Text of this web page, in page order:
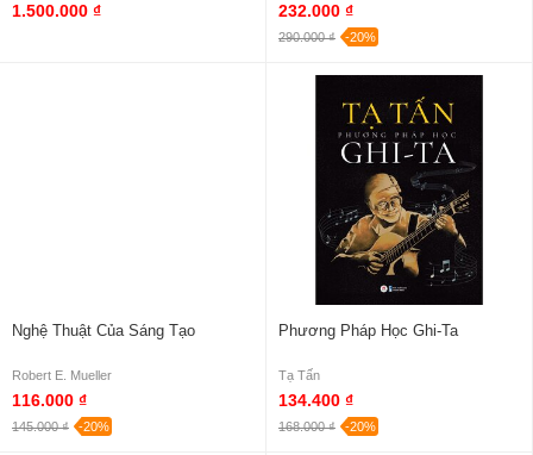
1.500.000 ₫ 232.000 ₫
290.000 ₫ -20%
Nghệ Thuật Của Sáng Tạo
Robert E. Mueller
116.000 ₫
145.000 ₫ -20%
Phương Pháp Học Ghi-Ta
Tạ Tấn
134.400 ₫
168.000 ₫ -20%